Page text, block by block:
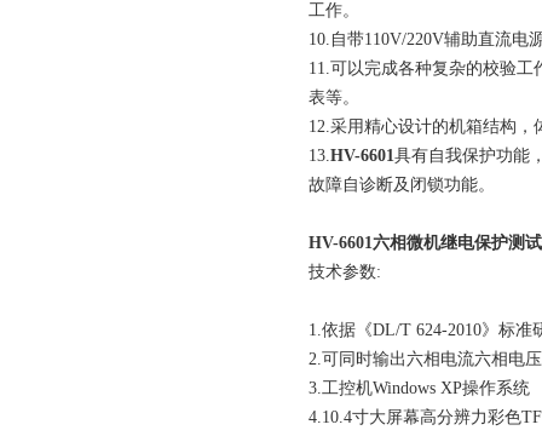
工作。
10.自带110V/220V辅助直流电
11.可以完成各种复杂的校验
表等。
12.采用精心设计的机箱结构
13.HV-6601具有自我保护功能
故障自诊断及闭锁功能。
HV-6601六相微机继电保护测
技术参数:
1.依据《DL/T 624-2010》标准
2.可同时输出六相电流六相电
3.工控机Windows XP操作系统
4.10.4寸大屏幕高分辨力彩色